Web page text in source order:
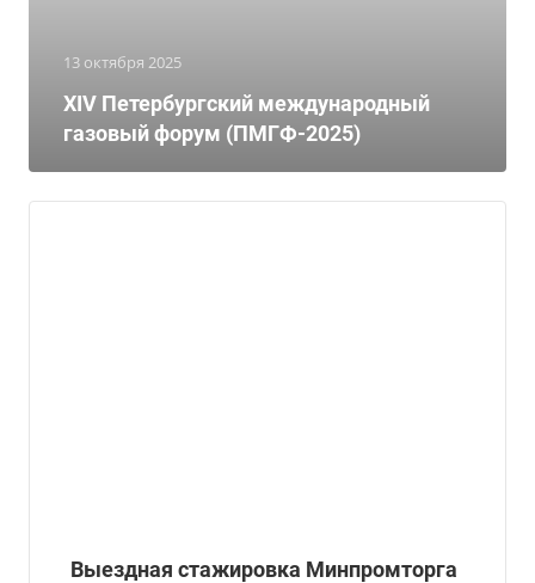
13 октября 2025
XIV Петербургский международный
газовый форум (ПМГФ-2025)
Выездная стажировка Минпромторга